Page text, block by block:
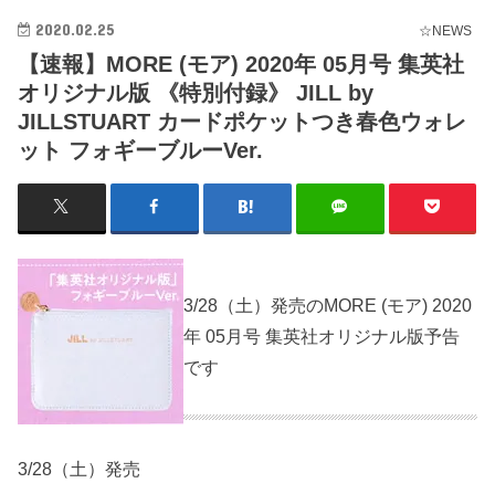
☆NEWS
2020.02.25
【速報】MORE (モア) 2020年 05月号 集英社
オリジナル版 《特別付録》 JILL by
JILLSTUART カードポケットつき春色ウォレ
ット フォギーブルーVer.
3/28（土）発売のMORE (モア) 2020
年 05月号 集英社オリジナル版予告
です
3/28（土）発売